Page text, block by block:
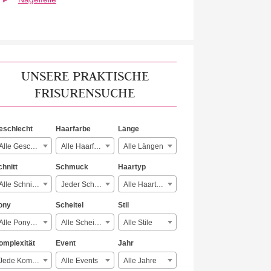
UNSERE PRAKTISCHE
FRISURENSUCHE
Alle Geschlechter
Haarfarbe
Alle Haarfarben
Länge
Alle Längen
Alle Schnitte
Schmuck
Jeder Schmuck
Haartyp
Alle Haartypen
Alle Ponyarten
Scheitel
Alle Scheitelarten
Stil
Alle Stile
Jede Komplexität
Event
Alle Events
Jahr
Alle Jahre